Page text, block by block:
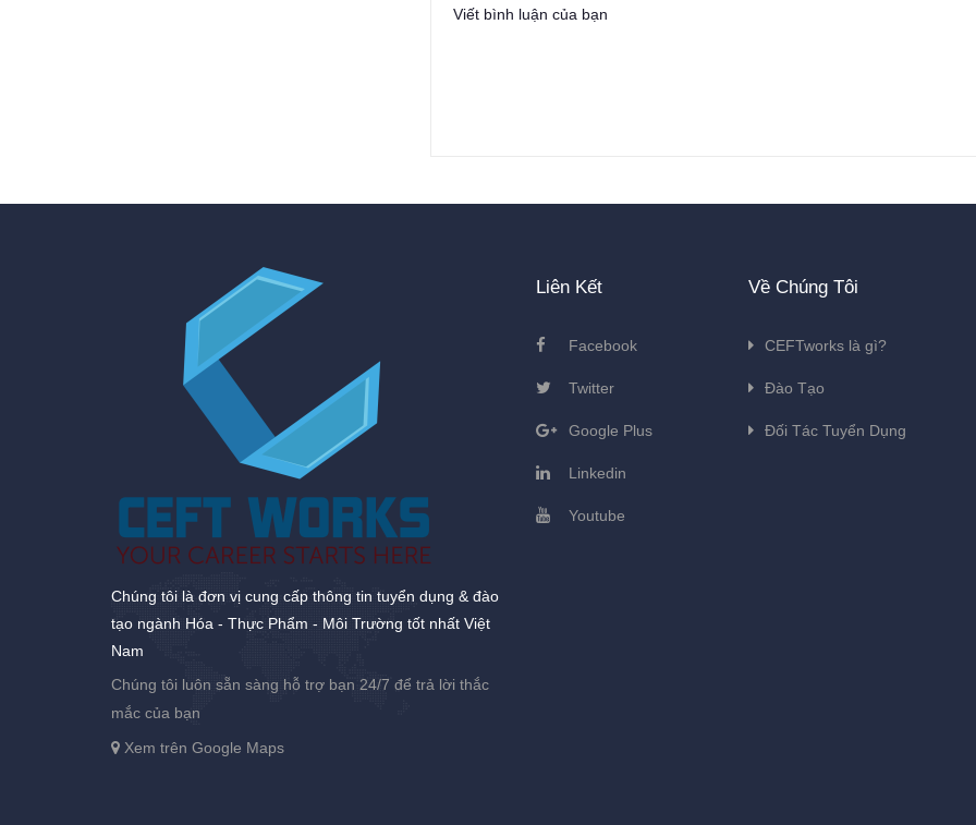
Chúng tôi là đơn vị cung cấp thông tin tuyển dụng & đào
tạo ngành Hóa - Thực Phẩm - Môi Trường tốt nhất Việt
Nam
Chúng tôi luôn sẵn sàng hỗ trợ bạn 24/7 để trả lời thắc
mắc của bạn
Xem trên Google Maps
Liên Kết
Facebook
Twitter
Google Plus
Linkedin
Youtube
Về Chúng Tôi
CEFTworks là gì?
Đào Tạo
Đối Tác Tuyển Dụng